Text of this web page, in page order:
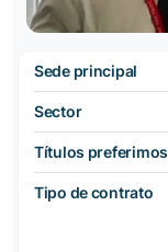
Sede principal
Sector
Títulos preferimos
Tipo de contrato